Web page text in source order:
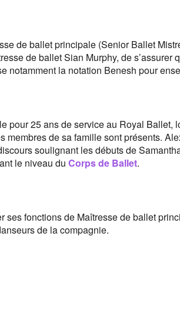
de ballet principale (Senior Ballet
de ballet Sian Murphy, de s’assurer
notamment la notation Benesh pour
pour 25 ans de service au Royal Ballet,
membres de sa famille sont présents.
soulignant les débuts de
le niveau du Corps de Ballet.
ses fonctions de Maîtresse de ballet
de la compagnie.